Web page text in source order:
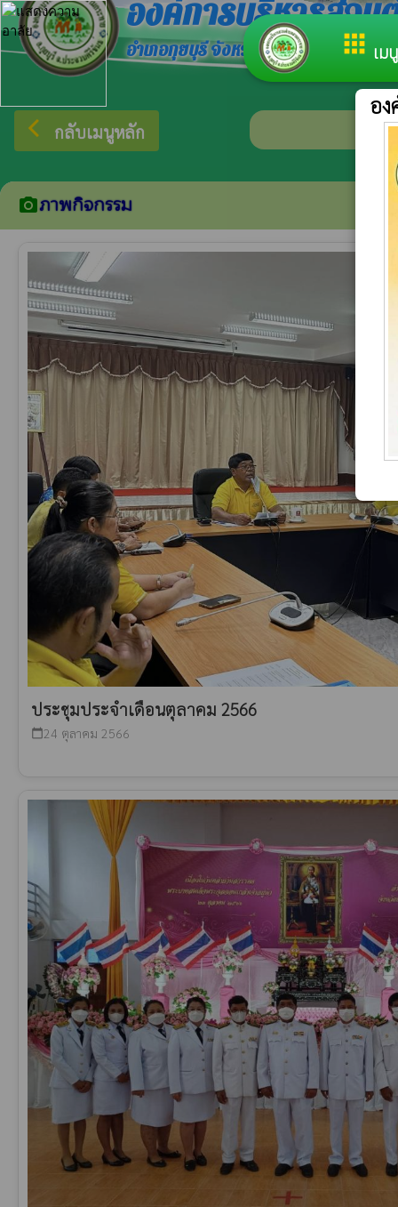
appsเม
องค์การบริหารส่วน
อำเภอกุยบุรี จังหวัดประจวบคีรีขันธ์
arrow_back_ios กลับเมนูหลัก ยินดีต้อน
camera_altภาพกิจกรรม
ประชุมประจำเดือนตุลาคม 2566
calendar_today24 ตุลาคม 2566
อ